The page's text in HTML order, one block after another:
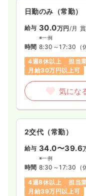
日勤のみ（常勤）
給与 30.0万円 /月
※一例
時間 8:30～17:30
4週8休以上
担当
月給30万円以上可
気にな
2交代（常勤）
給与 34.0〜39.6
※一例
時間 8:30～17:30
4週8休以上
担当
月給39万円以上可